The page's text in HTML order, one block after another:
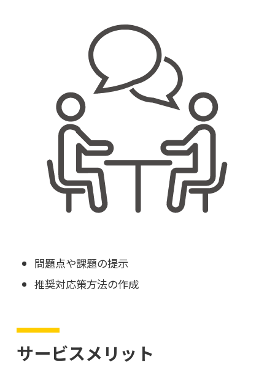
問題点や課題の提示
推奨対応策方法の作成
サービスメリット